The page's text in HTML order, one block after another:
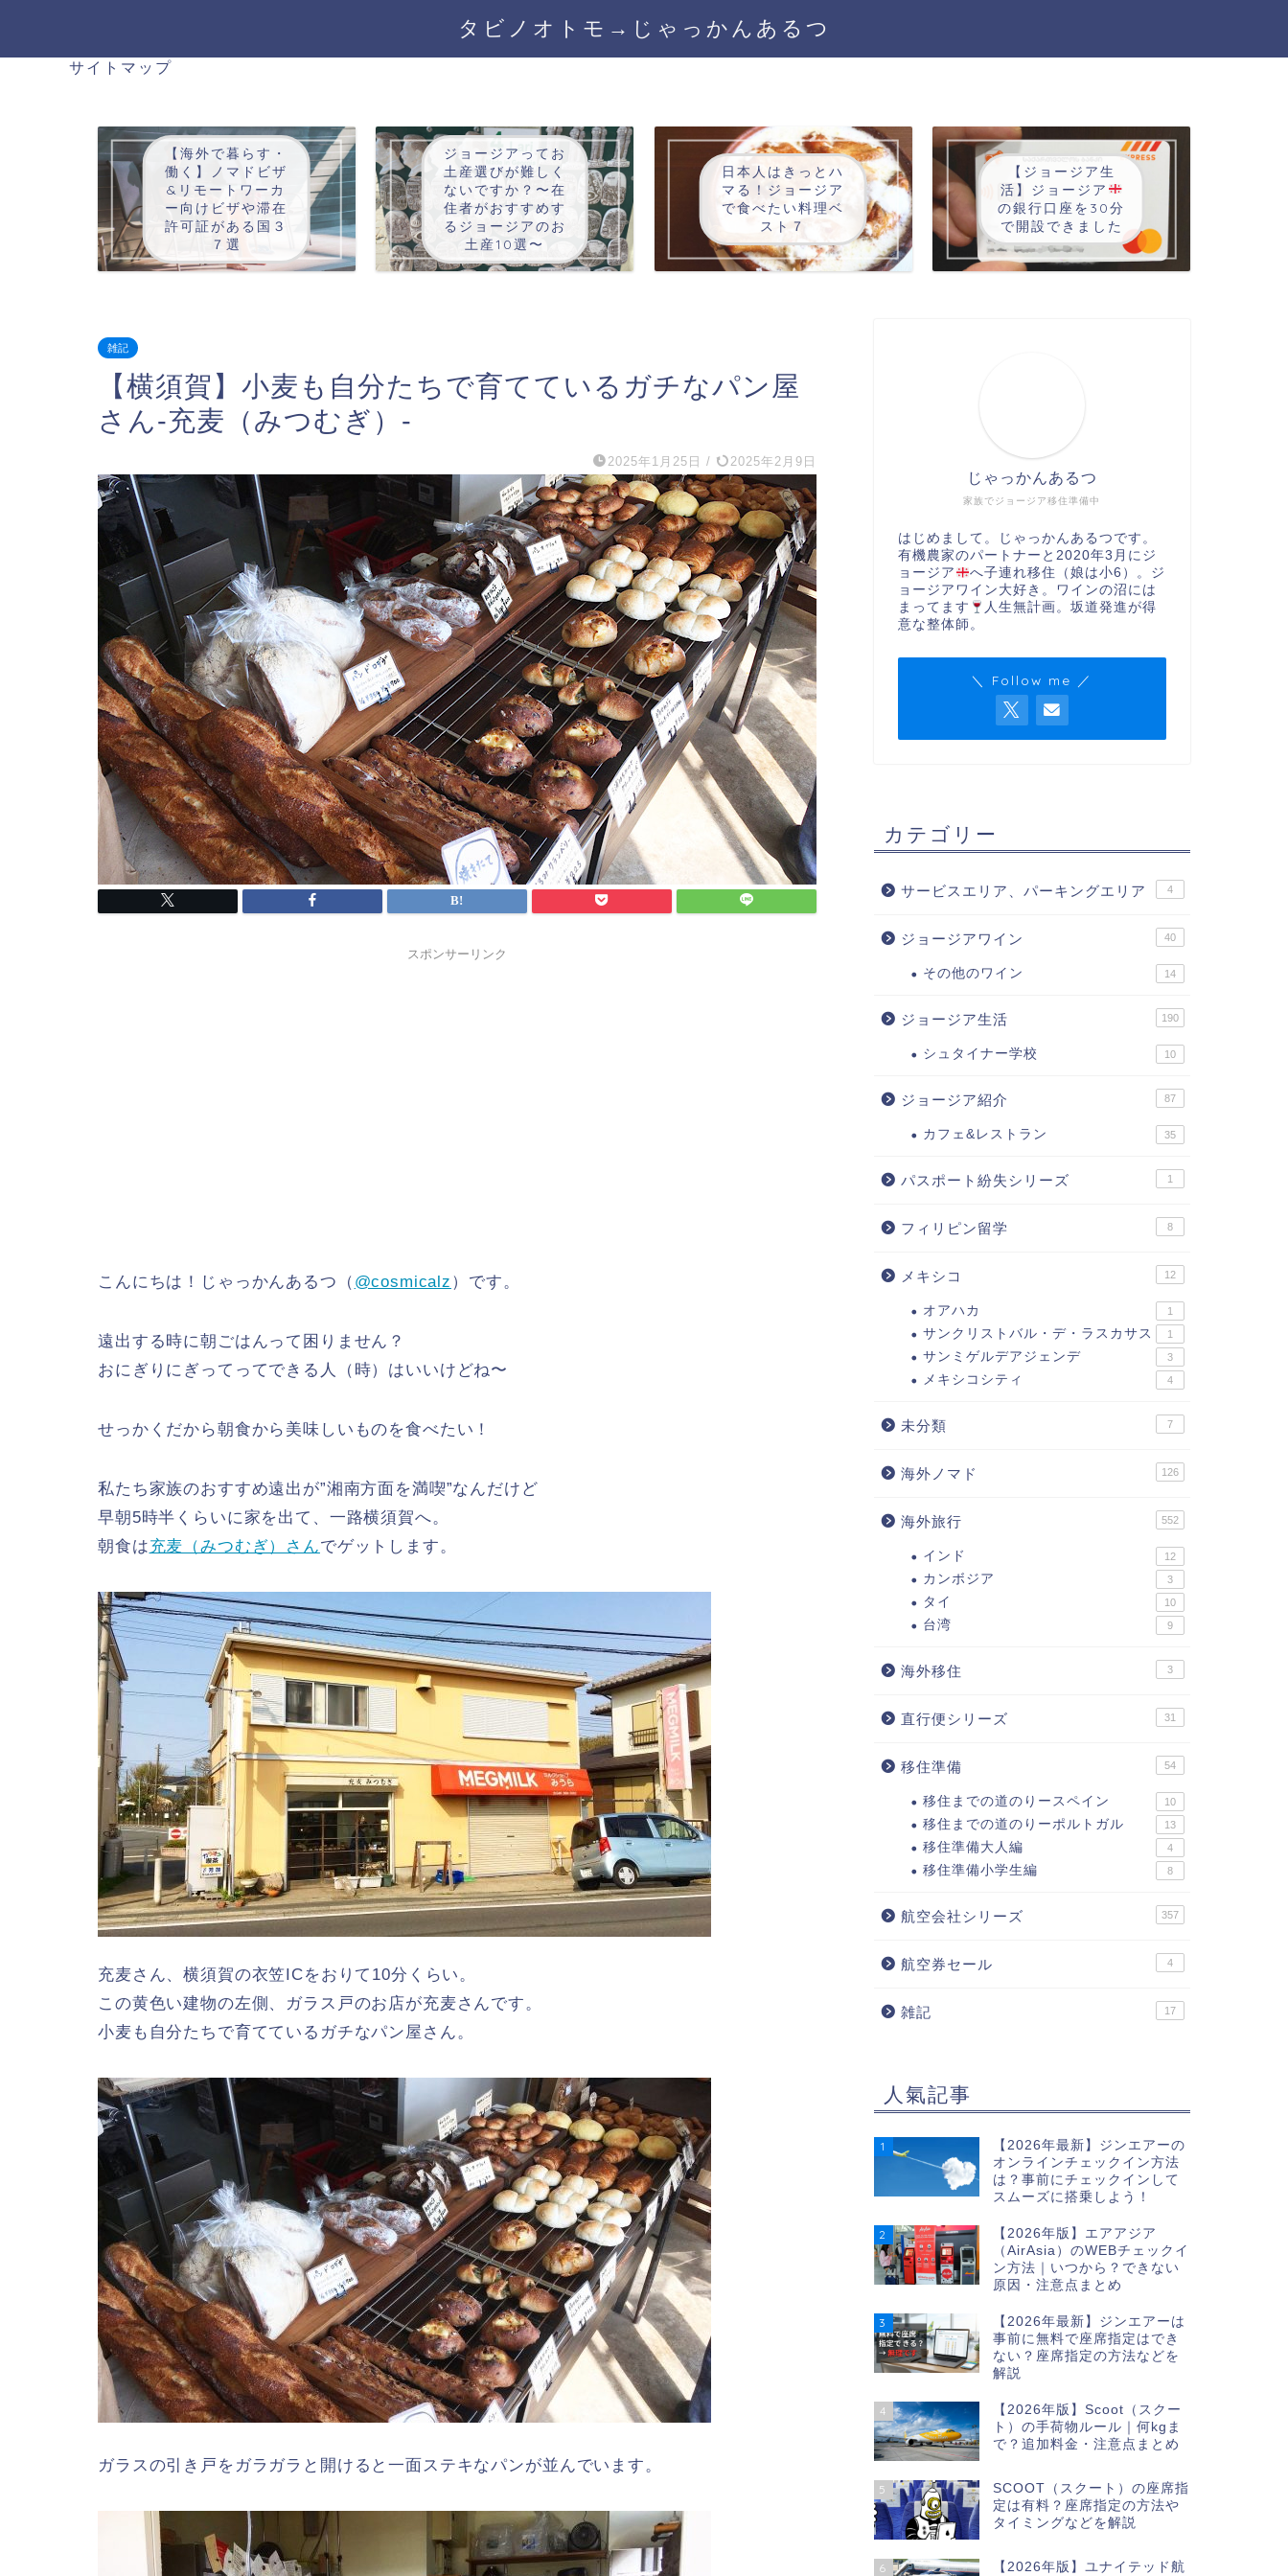
タビノオトモ→じゃっかんあるつ
サイトマップ
【海外で暮らす・
働く】ノマドビザ
&リモートワーカ
ー向けビザや滞在
許可証がある国３
７選
ジョージアってお
土産選びが難しく
ないですか？〜在
住者がおすすめす
るジョージアのお
土産10選〜
日本人はきっとハ
マる！ジョージア
で食べたい料理ベ
スト７
【ジョージア生
活】ジョージア
の銀行口座を30分
で開設できました
雑記
【横須賀】小麦も自分たちで育てているガチなパン屋
さん-充麦（みつむぎ）-
2025年1月25日 / 2025年2月9日
スポンサーリンク
こんにちは！じゃっかんあるつ（ @cosmicalz ）です。
遠出する時に朝ごはんって困りません？
おにぎりにぎってってできる人（時）はいいけどね〜
せっかくだから朝食から美味しいものを食べたい！
私たち家族のおすすめ遠出が”湘南方面を満喫”なんだけど
早朝5時半くらいに家を出て、一路横須賀へ。
朝食は充麦（みつむぎ）さんでゲットします。
充麦さん、横須賀の衣笠ICをおりて10分くらい。
この黄色い建物の左側、ガラス戸のお店が充麦さんです。
小麦も自分たちで育てているガチなパン屋さん。
ガラスの引き戸をガラガラと開けると一面ステキなパンが並んでいます。
家族でジョージア移住準備中
じゃっかんあるつ
はじめまして。じゃっかんあるつです。
有機農家のパートナーと2020年3月にジ
ョージア
へ子連れ移住（娘は小6）。ジ
ョージアワイン大好き。ワインの沼には
まってます
人生無計画。坂道発進が得
意な整体師。
＼ Follow me ／
カテゴリー
サービスエリア、パーキングエリア 4
ジョージアワイン 40
その他のワイン 14
ジョージア生活 190
シュタイナー学校 10
ジョージア紹介 87
カフェ&レストラン 35
パスポート紛失シリーズ 1
フィリピン留学 8
メキシコ 12
オアハカ 1
サンクリストバル・デ・ラスカサス 1
サンミゲルデアジェンデ 3
メキシコシティ 4
未分類 7
海外ノマド 126
海外旅行 552
インド 12
カンボジア 3
タイ 10
台湾 9
海外移住 3
直行便シリーズ 31
移住準備 54
移住までの道のりースペイン 10
移住までの道のりーポルトガル 13
移住準備大人編 4
移住準備小学生編 8
航空会社シリーズ 357
航空券セール 4
雑記 17
人氣記事
1
【2026年最新】ジンエアーの
オンラインチェックイン方法
は？事前にチェックインして
スムーズに搭乗しよう！
2
【2026年版】エアアジア
（AirAsia）のWEBチェックイ
ン方法｜いつから？できない
原因・注意点まとめ
3
【2026年最新】ジンエアーは
事前に無料で座席指定はでき
ない？座席指定の方法などを
解説
4
【2026年版】Scoot（スクー
ト）の手荷物ルール｜何kgま
で？追加料金・注意点まとめ
5
SCOOT（スクート）の座席指
定は有料？座席指定の方法や
タイミングなどを解説
6 【2026年版】ユナイテッド航